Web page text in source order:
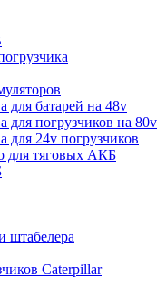
для батарей на 48v
для погрузчиков на 80v
для 24v погрузчиков
для тяговых АКБ
штабелера
Caterpillar